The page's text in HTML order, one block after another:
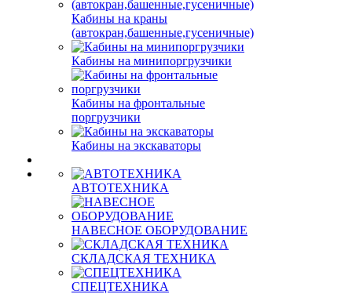
Кабины на краны
(автокран,башенные,гусеничные)
Кабины на минипоргрузчики
Кабины на фронтальные
поргрузчики
Кабины на экскаваторы
АВТОТЕХНИКА
НАВЕСНОЕ ОБОРУДОВАНИЕ
СКЛАДСКАЯ ТЕХНИКА
СПЕЦТЕХНИКА